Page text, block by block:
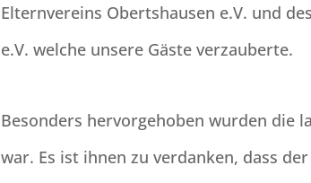
Elternvereins Obertshausen e.V. und
e.V. welche unsere Gäste verzauberte.
Besonders hervorgehoben wurden die
war. Es ist ihnen zu verdanken, dass